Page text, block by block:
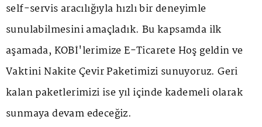
self-servis aracılığıyla hızlı bir deneyimle
sunulabilmesini amaçladık. Bu kapsamda ilk
aşamada, KOBİ'lerimize E-Ticarete Hoş geldin ve
Vaktini Nakite Çevir Paketimizi sunuyoruz. Geri
kalan paketlerimizi ise yıl içinde kademeli olarak
sunmaya devam edeceğiz.